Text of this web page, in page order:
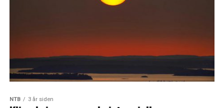
NTB 3 år siden